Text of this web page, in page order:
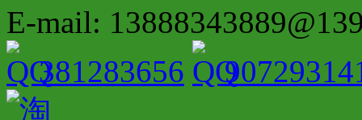
E-mail:
381283656